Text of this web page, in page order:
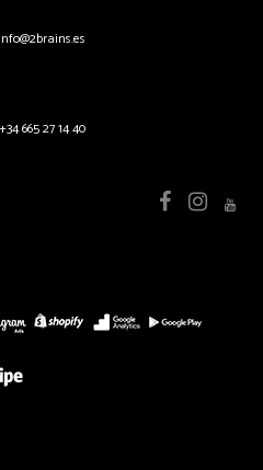
+34 665 27 14 40